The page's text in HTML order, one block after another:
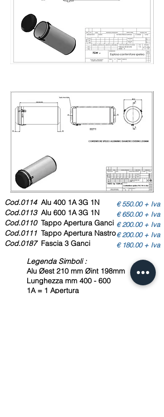
Cod.0114
Cod.0113
Cod.0110
Cod.0111
Cod.0187
Alu 400 1A 3G 1N
Alu 600 1A 3G 1N
Tappo Apertura Ganci
Tappo Apertura Nastro
Fascia 3 Ganci
€ 550.00 + Iva
€ 650.00 + Iva
€ 200.00 + Iva
€ 200.00 + Iva
€ 180.00 + Iva
Legenda Simboli :
Alu Øest 210 mm Øint 198mm
Lunghezza mm 400 - 600
1A = 1 Apertura